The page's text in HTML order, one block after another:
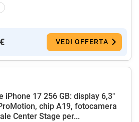
VEDI OFFERTA
iPhone 17 256 GB: display 6,3"
chip A19, fotocamera
Center Stage per...